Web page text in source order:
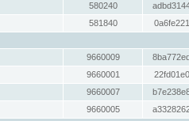
580240
581840
9660009
9660001
9660007
9660005